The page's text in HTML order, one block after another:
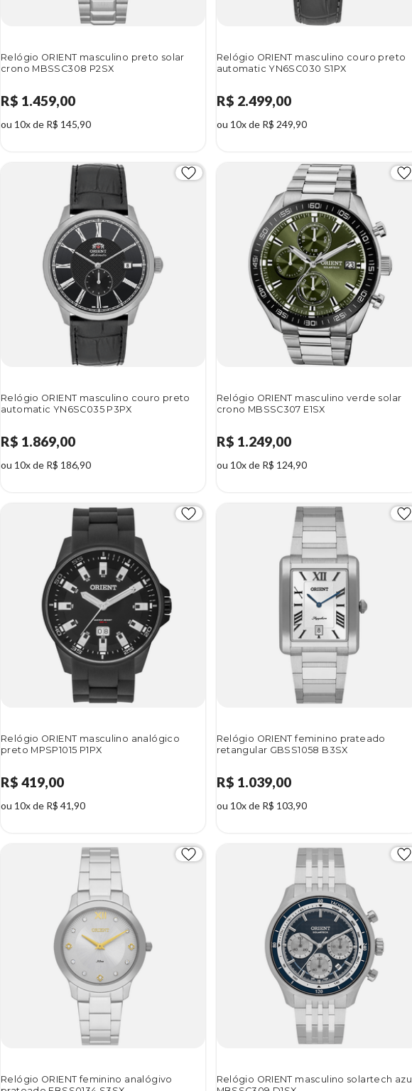
Relógio ORIENT masculino preto solar
crono MBSSC308 P2SX
R$ 1.459,00
ou 10x de R$ 145,90
Relógio ORIENT masculino couro preto
automatic YN6SC030 S1PX
R$ 2.499,00
ou 10x de R$ 249,90
Relógio ORIENT masculino couro preto
automatic YN6SC035 P3PX
R$ 1.869,00
ou 10x de R$ 186,90
Relógio ORIENT masculino verde solar
crono MBSSC307 E1SX
R$ 1.249,00
ou 10x de R$ 124,90
Relógio ORIENT masculino analógico
preto MPSP1015 P1PX
R$ 419,00
ou 10x de R$ 41,90
Relógio ORIENT feminino prateado
retangular GBSS1058 B3SX
R$ 1.039,00
ou 10x de R$ 103,90
Relógio ORIENT feminino analógivo
Relógio ORIENT masculino solartech azul